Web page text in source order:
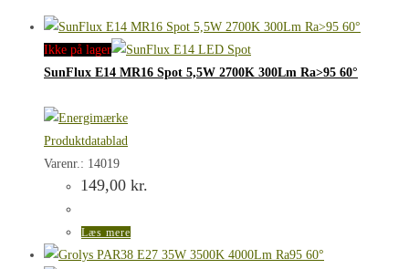
Ikke på lager
SunFlux E14 MR16 Spot 5,5W 2700K 300Lm Ra>95 60°
Produktdatablad
Varenr.: 14019
149,00 kr.
Læs mere